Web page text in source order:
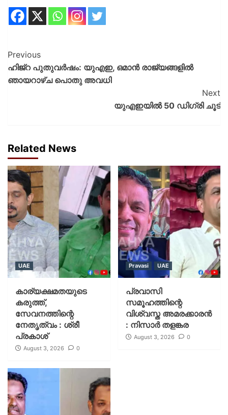
Previous
ഹിജ്റ പുതുവർഷം: യുഎഇ, ഒമാൻ രാജ്യങ്ങളിൽ
ഞായറാഴ്ച പൊതു അവധി
Next
യുഎഇയിൽ 50 ഡിഗ്രി ചൂട്
Related News
UAE
കാര്യക്ഷമതയുടെ
കരുത്ത്,
സേവനത്തിന്റെ
നേതൃത്വം : ശ്രീ
പ്രകാശ്
August 3, 2026 0
Pravasi UAE
പ്രവാസി
സമൂഹത്തിന്റെ
വിശ്വസ്ത അമരക്കാരൻ
: നിസാർ തളങ്കര
August 3, 2026 0